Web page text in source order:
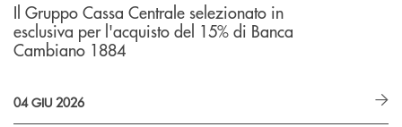
Il Gruppo Cassa Centrale selezionato in
esclusiva per l'acquisto del 15% di Banca
Cambiano 1884
04 GIU 2026